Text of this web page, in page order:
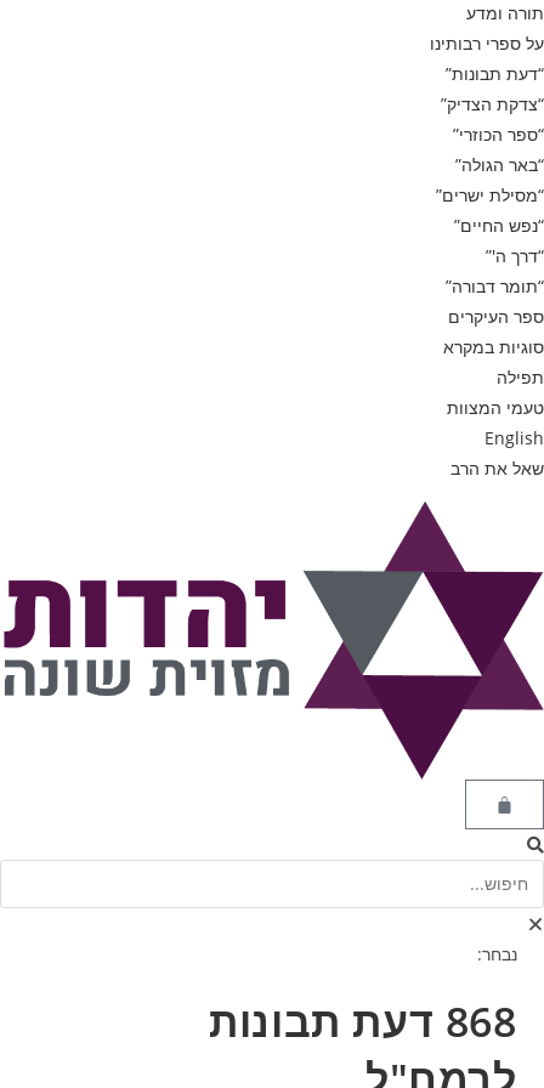
תורה ומדע
על ספרי רבותינו
“דעת תבונות”
“צדקת הצדיק”
“ספר הכוזרי”
“באר הגולה”
“מסילת ישרים”
“נפש החיים”
“דרך ה'”
“תומר דבורה”
ספר העיקרים
סוגיות במקרא
תפילה
טעמי המצוות
English
שאל את הרב
נבחר:
868 דעת תבונות